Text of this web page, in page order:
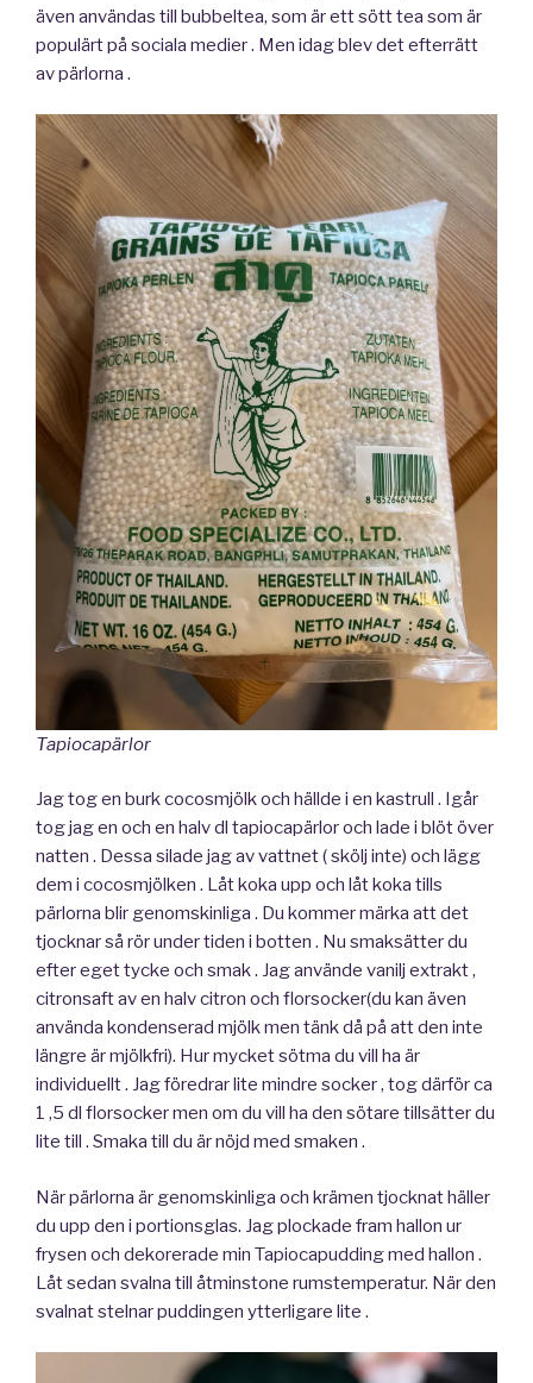
även användas till bubbeltea, som är ett sött tea som är
populärt på sociala medier . Men idag blev det efterrätt
av pärlorna .
Tapiocapärlor
Jag tog en burk cocosmjölk och hällde i en kastrull . Igår
tog jag en och en halv dl tapiocapärlor och lade i blöt över
natten . Dessa silade jag av vattnet ( skölj inte) och lägg
dem i cocosmjölken . Låt koka upp och låt koka tills
pärlorna blir genomskinliga . Du kommer märka att det
tjocknar så rör under tiden i botten . Nu smaksätter du
efter eget tycke och smak . Jag använde vanilj extrakt ,
citronsaft av en halv citron och florsocker(du kan även
använda kondenserad mjölk men tänk då på att den inte
längre är mjölkfri). Hur mycket sötma du vill ha är
individuellt . Jag föredrar lite mindre socker , tog därför ca
1 ,5 dl florsocker men om du vill ha den sötare tillsätter du
lite till . Smaka till du är nöjd med smaken .
När pärlorna är genomskinliga och krämen tjocknat häller
du upp den i portionsglas. Jag plockade fram hallon ur
frysen och dekorerade min Tapiocapudding med hallon .
Låt sedan svalna till åtminstone rumstemperatur. När den
svalnat stelnar puddingen ytterligare lite .